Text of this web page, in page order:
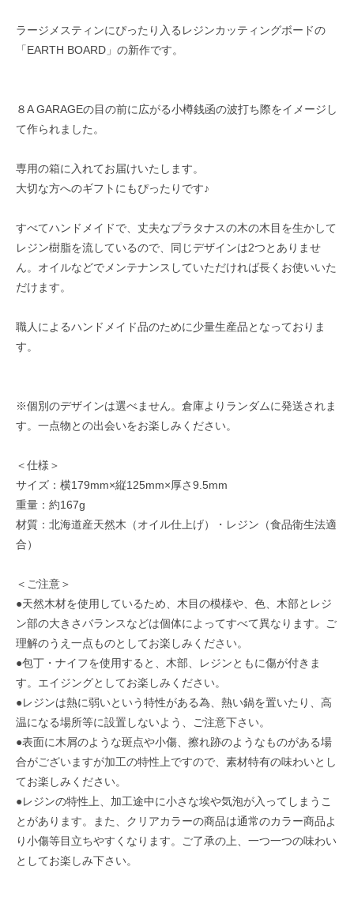
ラージメスティンにぴったり入るレジンカッティングボードの
「EARTH BOARD」の新作です。
８A GARAGEの目の前に広がる小樽銭函の波打ち際をイメージし
て作られました。
専用の箱に入れてお届けいたします。
大切な方へのギフトにもぴったりです♪
すべてハンドメイドで、丈夫なプラタナスの木の木目を生かして
レジン樹脂を流しているので、同じデザインは2つとありませ
ん。オイルなどでメンテナンスしていただければ長くお使いいた
だけます。
職人によるハンドメイド品のために少量生産品となっておりま
す。
※個別のデザインは選べません。倉庫よりランダムに発送されま
す。一点物との出会いをお楽しみください。
＜仕様＞
サイズ：横179mm×縦125mm×厚さ9.5mm
重量：約167g
材質：北海道産天然木（オイル仕上げ）・レジン（食品衛生法適
合）
＜ご注意＞
●天然木材を使用しているため、木目の模様や、色、木部とレジ
ン部の大きさバランスなどは個体によってすべて異なります。ご
理解のうえ一点ものとしてお楽しみください。
●包丁・ナイフを使用すると、木部、レジンともに傷が付きま
す。エイジングとしてお楽しみください。
●レジンは熱に弱いという特性がある為、熱い鍋を置いたり、高
温になる場所等に設置しないよう、ご注意下さい。
●表面に木屑のような斑点や小傷、擦れ跡のようなものがある場
合がございますが加工の特性上ですので、素材特有の味わいとし
てお楽しみください。
●レジンの特性上、加工途中に小さな埃や気泡が入ってしまうこ
とがあります。また、クリアカラーの商品は通常のカラー商品よ
り小傷等目立ちやすくなります。ご了承の上、一つ一つの味わい
としてお楽しみ下さい。